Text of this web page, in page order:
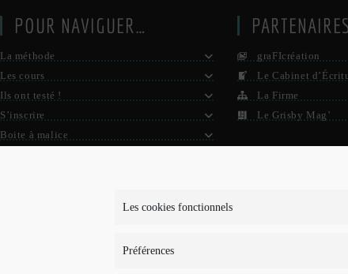
Les cookies fonctionnels
Préférences
POUR NAVIGUER…
La méthode
Les cours
Ils ont testé !
S’inscrire
Boite à malice
PLUS D’INFOS…
graFIcréation
Le Cabinet
La Firme
Le Grisby Mag’